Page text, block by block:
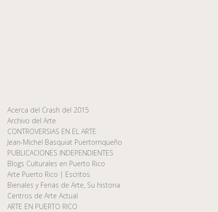
Acerca del Crash del 2015
Archivo del Arte
CONTROVERSIAS EN EL ARTE
Jean-Michel Basquiat Puertorriqueño
PUBLICACIONES INDEPENDIENTES
Blogs Culturales en Puerto Rico
Arte Puerto Rico | Escritos
Bienales y Ferias de Arte, Su historia
Centros de Arte Actual
ARTE EN PUERTO RICO